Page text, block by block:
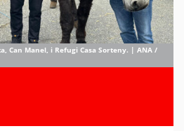
Can Manel, i Refugi Casa Sorteny. | ANA /